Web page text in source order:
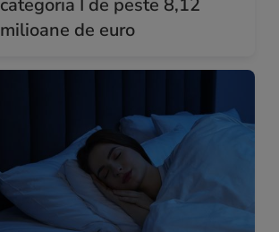
categoria I de peste 8,12
milioane de euro